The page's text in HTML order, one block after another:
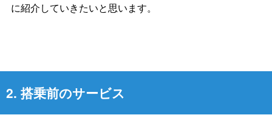
に紹介していきたいと思います。
2. 搭乗前のサービス